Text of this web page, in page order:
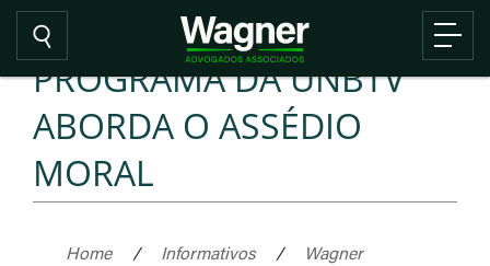
PROGRAMA DA UNBTV
ABORDA O ASSÉDIO
MORAL
Home / Informativos /
Wagner